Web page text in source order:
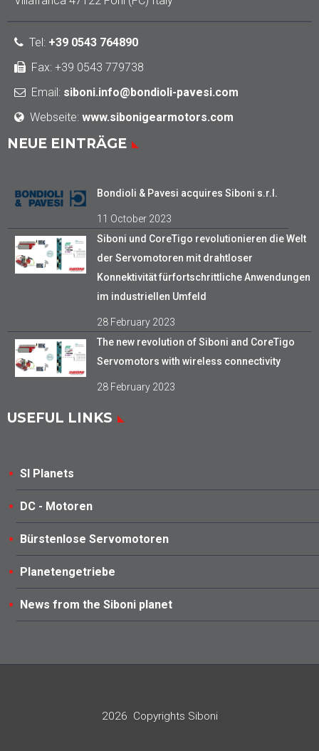
Tel: +39 0543 764890
Fax: +39 0543 779738
Email: siboni.info@bondioli-pavesi.com
Webseite: www.sibonigearmotors.com
NEUE EINTRÄGE
Bondioli & Pavesi acquires Siboni s.r.l.
11 October 2023
Siboni und CoreTigo revolutionieren die Welt
der Servomotoren mit drahtloser
Konnektivität fürfortschrittliche Anwendungen
im industriellen Umfeld
28 February 2023
The new revolution of Siboni and CoreTigo
Servomotors with wireless connectivity
28 February 2023
USEFUL LINKS
SI Planets
DC - Motoren
Bürstenlose Servomotoren
Planetengetriebe
News from the Siboni planet
2026 Copyrights Siboni